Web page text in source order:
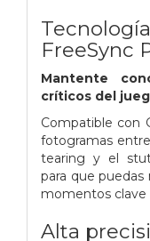
FreeSync
Mantente
críticos del
Compatible con
fotogramas
tearing y el
para que
momentos clave
Alta